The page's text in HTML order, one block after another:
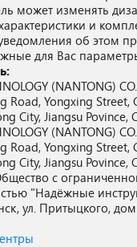
может изменять
и
об этом
для Вас
(NANTONG)
Road, Yongxing Street,
City, Jiangsu Povince,
(NANTONG)
Road, Yongxing Street,
City, Jiangsu Povince,
с
"Надёжные
ул. Притыцкого,